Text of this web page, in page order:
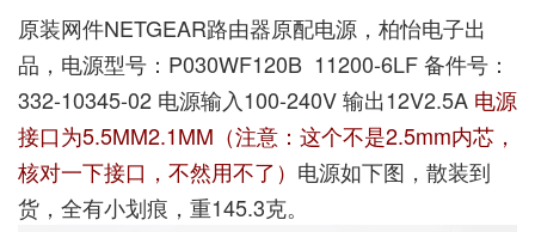
原装网件NETGEAR路由器原配电源，柏怡电子出
品，电源型号：P030WF120B 11200-6LF 备件号：
332-10345-02 电源输入100-240V 输出12V2.5A 电源
接口为5.5MM2.1MM（注意：这个不是2.5mm内芯，
核对一下接口，不然用不了） 电源如下图，散装到
货，全有小划痕，重145.3克。